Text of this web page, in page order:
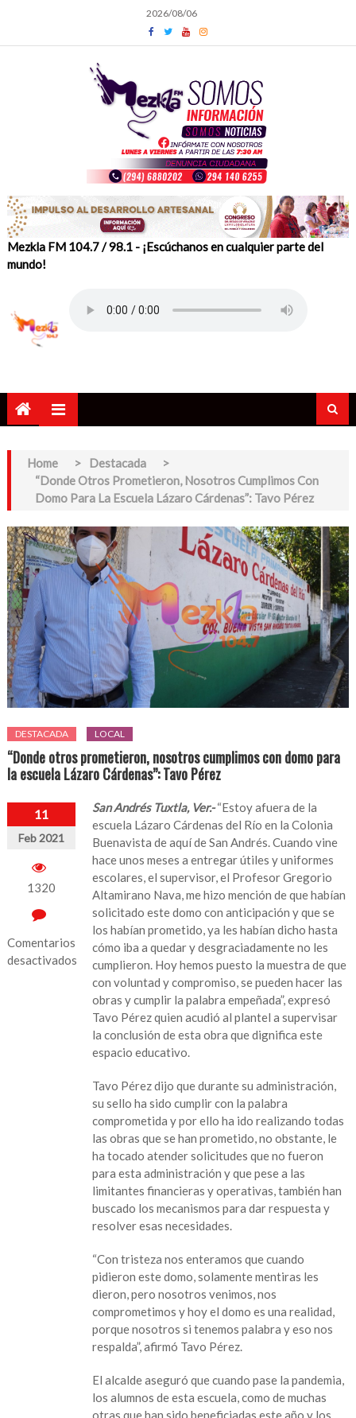
content
2026/08/06
Mezkla FM 104.7 / 98.1 - ¡Escúchanos en cualquier parte del
mundo!
Home > Destacada
>
“Donde Otros Prometieron, Nosotros Cumplimos Con
Domo Para La Escuela Lázaro Cárdenas”: Tavo Pérez
DESTACADA LOCAL
“Donde otros prometieron, nosotros cumplimos con domo para
la escuela Lázaro Cárdenas”: Tavo Pérez
11
Feb 2021
1320
Comentarios
desactivados
San Andrés Tuxtla, Ver.-“Estoy afuera de la
escuela Lázaro Cárdenas del Río en la Colonia
Buenavista de aquí de San Andrés. Cuando vine
hace unos meses a entregar útiles y uniformes
escolares, el supervisor, el Profesor Gregorio
Altamirano Nava, me hizo mención de que habían
solicitado este domo con anticipación y que se
los habían prometido, ya les habían dicho hasta
cómo iba a quedar y desgraciadamente no les
cumplieron. Hoy hemos puesto la muestra de que
con voluntad y compromiso, se pueden hacer las
obras y cumplir la palabra empeñada”, expresó
Tavo Pérez quien acudió al plantel a supervisar
la conclusión de esta obra que dignifica este
espacio educativo.
Tavo Pérez dijo que durante su administración,
su sello ha sido cumplir con la palabra
comprometida y por ello ha ido realizando todas
las obras que se han prometido, no obstante, le
ha tocado atender solicitudes que no fueron
para esta administración y que pese a las
limitantes financieras y operativas, también han
buscado los mecanismos para dar respuesta y
resolver esas necesidades.
“Con tristeza nos enteramos que cuando
pidieron este domo, solamente mentiras les
dieron, pero nosotros venimos, nos
comprometimos y hoy el domo es una realidad,
porque nosotros si tenemos palabra y eso nos
respalda”, afirmó Tavo Pérez.
El alcalde aseguró que cuando pase la pandemia,
los alumnos de esta escuela, como de muchas
otras que han sido beneficiadas este año y los